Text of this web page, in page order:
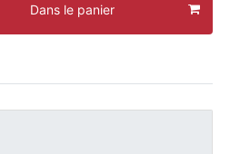
Dans le panier